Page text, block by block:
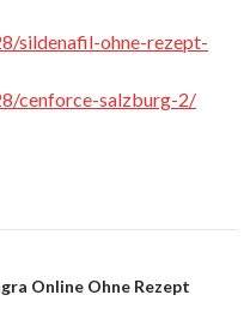
sildenafil-ohne-rezept-
cenforce-salzburg-2/
Online Ohne Rezept